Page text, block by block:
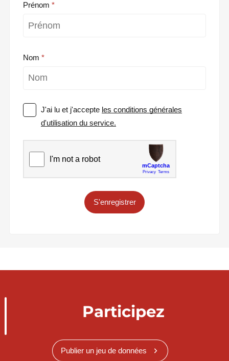
Prénom
Nom
J'ai lu et j'accepte les conditions générales
d'utilisation du service.
S'enregistrer
Participez
Publier un jeu de données